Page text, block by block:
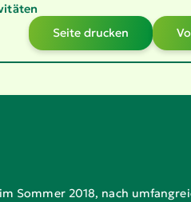
Seite drucken
Sommer 2018, nach